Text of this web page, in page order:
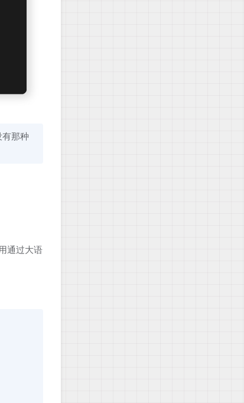
那种
通过大语